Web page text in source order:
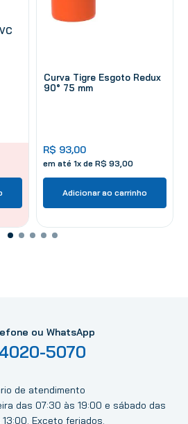
Curva Tigre Esgoto Redux
90° 75 mm
R$ 93,00
em até 1x de R$ 93 00
Adicionar ao carrinho
ou WhatsApp
5070
de atendimento
das 07:30 às 19:00 e sábado das
Exceto feriados.